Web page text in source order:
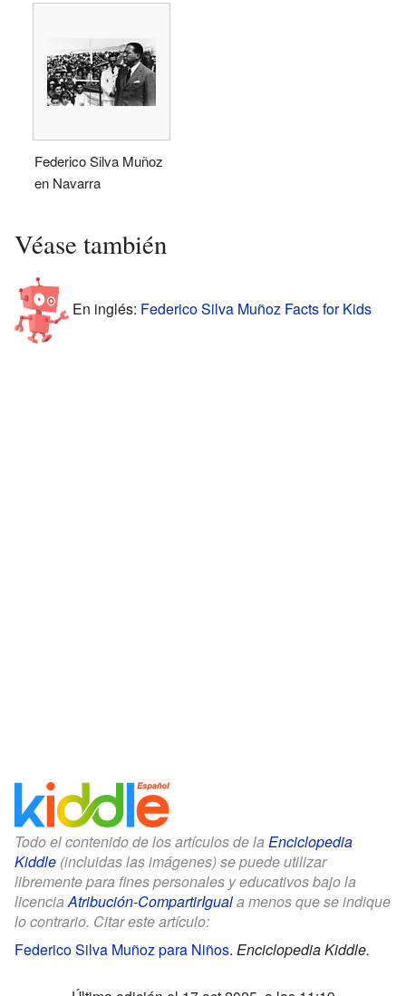
Federico Silva Muñoz
en Navarra
Véase también
En inglés: Federico Silva Muñoz Facts for Kids
Todo el contenido de los artículos de la Enciclopedia
Kiddle (incluidas las imágenes) se puede utilizar
libremente para fines personales y educativos bajo la
licencia Atribución-CompartirIguala menos que se indique
lo contrario. Citar este artículo:
Federico Silva Muñoz para Niños. Enciclopedia Kiddle.